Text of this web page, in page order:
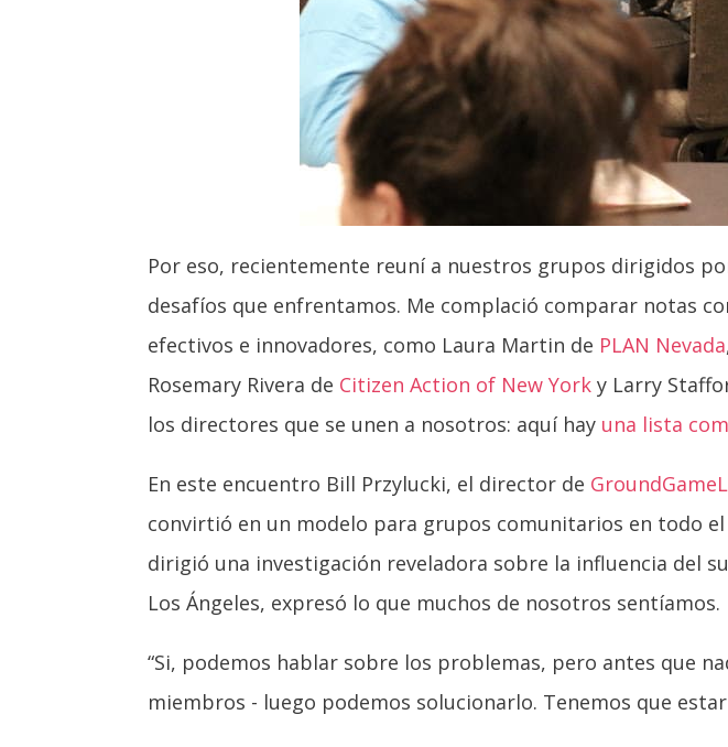
Por eso, recientemente reuní a nuestros grupos dirigidos
desafíos que enfrentamos. Me complació comparar notas
efectivos e innovadores, como Laura Martin de PLAN Nevada
Rosemary Rivera de Citizen Action of New York y Larry
los directores que se unen a nosotros: aquí hay una lista
En este encuentro Bill Przylucki, el director de
convirtió en un modelo para grupos comunitarios en todo
dirigió una investigación reveladora sobre la influencia del
Los Ángeles, expresó lo que muchos de nosotros sentíamos.
“Si, podemos hablar sobre los problemas, pero antes que
miembros - luego podemos solucionarlo. Tenemos que